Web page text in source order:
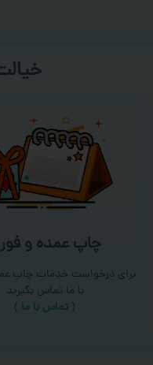
چاپ عمده و
برای درخواست خدمات چاپ
با ما تماس بگیرید
( تماس با ما )